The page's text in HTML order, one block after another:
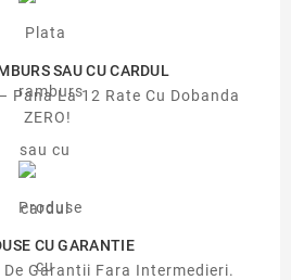
SAU CU CARDUL
Pana La 12 Rate Cu Dobanda
ZERO!
CU GARANTIE
De Garantii Fara Intermedieri.